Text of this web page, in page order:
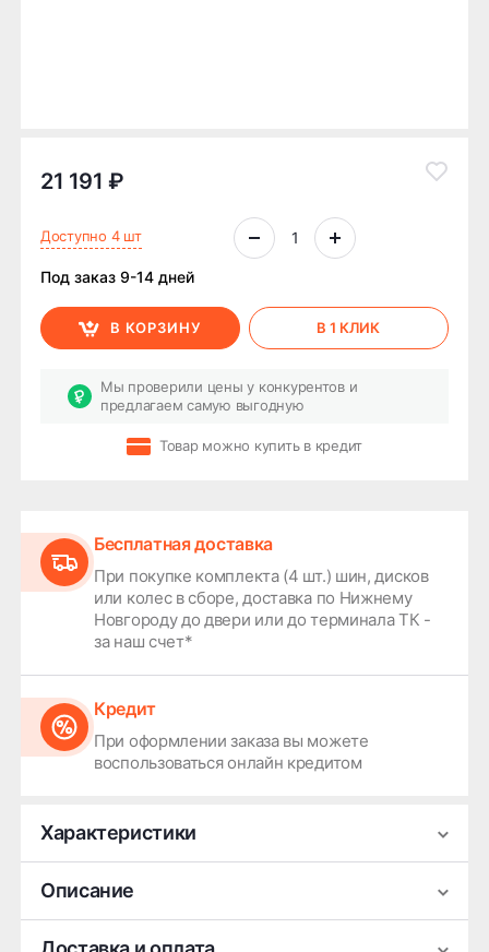
21 191 ₽
Доступно 4 шт
Под заказ 9-14 дней
В КОРЗИНУ В 1 КЛИК
Мы проверили цены у конкурентов и
предлагаем самую выгодную
Товар можно купить в кредит
Бесплатная доставка
При покупке комплекта (4 шт.) шин, дисков
или колес в сборе, доставка по Нижнему
Новгороду до двери или до терминала ТК -
за наш счет*
Кредит
При оформлении заказа вы можете
воспользоваться онлайн кредитом
Характеристики
Производитель
Ширина
7
Диаметр
18
Описание
Легковой литой диск Replay HV85 — стильный